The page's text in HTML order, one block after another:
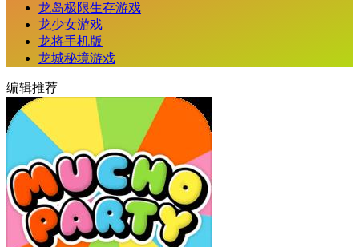
龙岛极限生存游戏
龙少女游戏
龙将手机版
龙城秘境游戏
编辑推荐